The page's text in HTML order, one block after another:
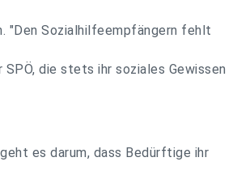
"Den Sozialhilfeempfängern fehlt
die stets ihr soziales Gewissen
es darum, dass Bedürftige ihr